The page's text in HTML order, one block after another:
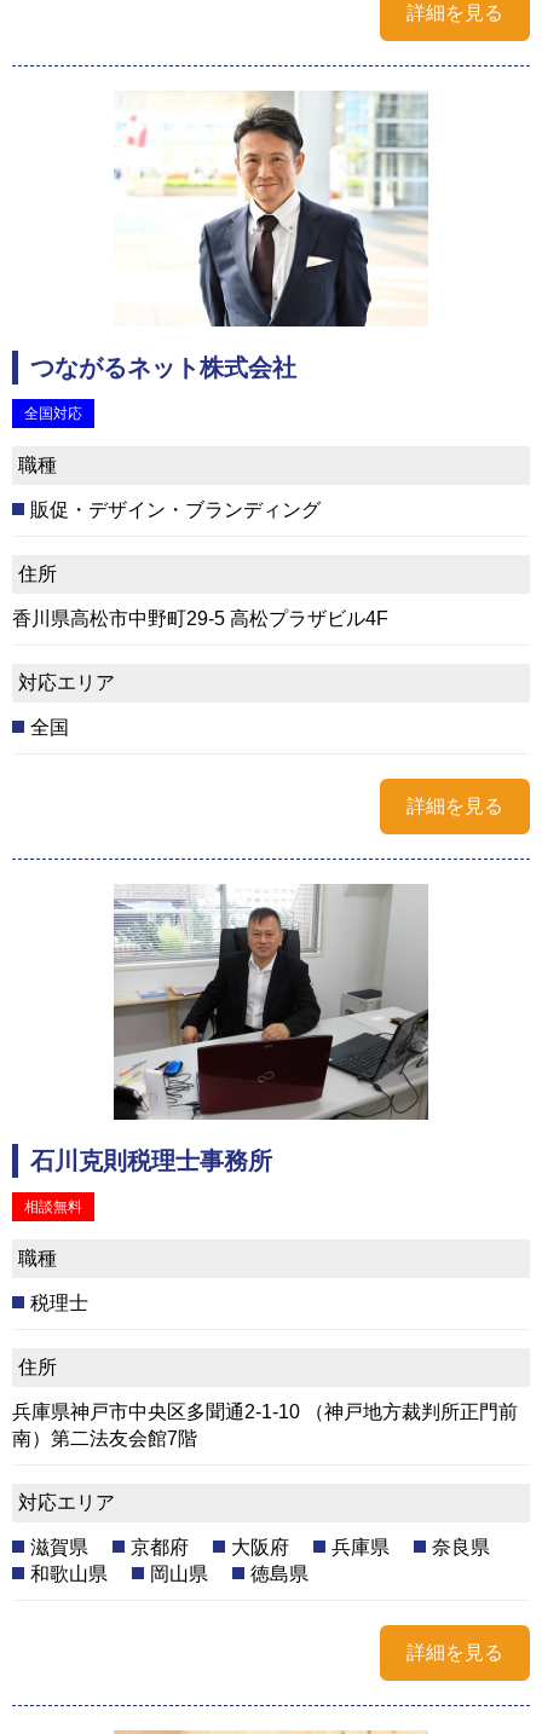
詳細を見る
つながるネット株式会社
全国対応
職種
販促・デザイン・ブランディング
住所
香川県高松市中野町29-5 高松プラザビル4F
対応エリア
全国
詳細を見る
石川克則税理士事務所
相談無料
職種
税理士
住所
兵庫県神戸市中央区多聞通2-1-10 （神戸地方裁判所正門前
南）第二法友会館7階
対応エリア
滋賀県 京都府 大阪府 兵庫県
奈良県
和歌山県
岡山県 徳島県
詳細を見る